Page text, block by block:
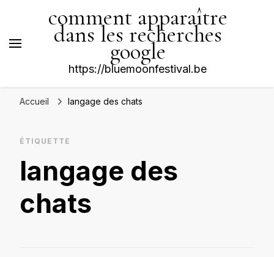
comment apparaître
dans les recherches
google
https://bluemoonfestival.be
Accueil langage des chats
ÉTIQUETTE
langage des
chats